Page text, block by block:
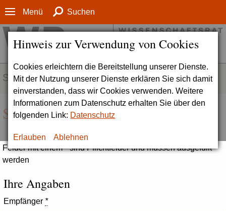
Hinweis zur Verwendung von Cookies
Cookies erleichtern die Bereitstellung unserer Dienste.
Mit der Nutzung unserer Dienste erklären Sie sich damit
einverstanden, dass wir Cookies verwenden. Weitere
Informationen zum Datenschutz erhalten Sie über den
folgenden Link: Datenschutz
Erlauben Ablehnen
Menü Suchen
SERVICE
Seite empfehlen
Felder mit einem * sind Pflichtfelder und müssen ausgefüllt
werden
Ihre Angaben
Empfänger *